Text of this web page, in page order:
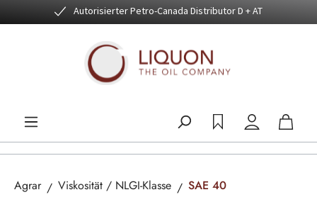
Zum Hauptinhalt springenAutorisierter Petro-Canada Distributor D + AT
Agrar Viskosität / NLGI-Klasse SAE 40